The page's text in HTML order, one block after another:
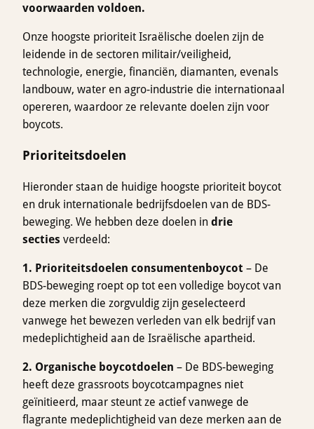
voorwaarden voldoen.
Onze hoogste prioriteit Israëlische doelen zijn de
leidende in de sectoren militair/veiligheid,
technologie, energie, financiën, diamanten, evenals
landbouw, water en agro-industrie die internationaal
opereren, waardoor ze relevante doelen zijn voor
boycots.
Prioriteitsdoelen
Hieronder staan ​​de huidige hoogste prioriteit boycot
en druk internationale bedrijfsdoelen van de BDS-
beweging. We hebben deze doelen in drie
secties verdeeld:
1. Prioriteitsdoelen consumentenboycot – De
BDS-beweging roept op tot een volledige boycot van
deze merken die zorgvuldig zijn geselecteerd
vanwege het bewezen verleden van elk bedrijf van
medeplichtigheid aan de Israëlische apartheid.
2. Organische boycotdoelen – De BDS-beweging
heeft deze grassroots boycotcampagnes niet
geïnitieerd, maar steunt ze actief vanwege de
flagrante medeplichtigheid van deze merken aan de